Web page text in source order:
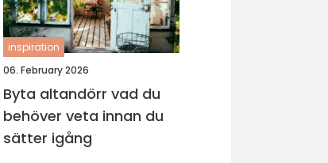
inspiration
06. February 2026
Byta altandörr vad du
behöver veta innan du
sätter igång